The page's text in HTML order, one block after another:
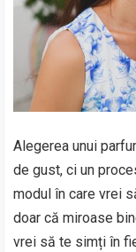
Alegerea unui
de gust, ci un
modul în care vrei
doar că miroase
vrei să te simți în